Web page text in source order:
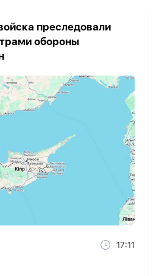
преследовали
обороны
17:11